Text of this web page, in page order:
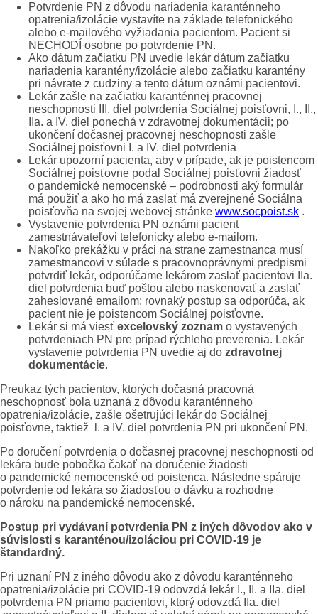
Potvrdenie PN z dôvodu nariadenia karanténneho
opatrenia/izolácie vystavíte na základe telefonického
alebo e-mailového vyžiadania pacientom. Pacient si
NECHODÍ osobne po potvrdenie PN.
Ako dátum začiatku PN uvedie lekár dátum začiatku
nariadenia karantény/izolácie alebo začiatku karantény
pri návrate z cudziny a tento dátum oznámi pacientovi.
Lekár zašle na začiatku karanténnej pracovnej
neschopnosti III. diel potvrdenia Sociálnej poisťovni, I., II.,
IIa. a IV. diel ponechá v zdravotnej dokumentácii; po
ukončení dočasnej pracovnej neschopnosti zašle
Sociálnej poisťovni I. a IV. diel potvrdenia
Lekár upozorní pacienta, aby v prípade, ak je poistencom
Sociálnej poisťovne podal Sociálnej poisťovni žiadosť
o pandemické nemocenské – podrobnosti aký formulár
má použiť a ako ho má zaslať má zverejnené Sociálna
poisťovňa na svojej webovej stránke www.socpoist.sk .
Vystavenie potvrdenia PN oznámi pacient
zamestnávateľovi telefonicky alebo e-mailom.
Nakoľko prekážku v práci na strane zamestnanca musí
zamestnancovi v súlade s pracovnoprávnymi predpismi
potvrdiť lekár, odporúčame lekárom zaslať pacientovi IIa.
diel potvrdenia buď poštou alebo naskenovať a zaslať
zaheslované emailom; rovnaký postup sa odporúča, ak
pacient nie je poistencom Sociálnej poisťovne.
Lekár si má viesť excelovský zoznam o vystavených
potvrdeniach PN pre prípad rýchleho preverenia. Lekár
vystavenie potvrdenia PN uvedie aj do zdravotnej
dokumentácie.
Preukaz tých pacientov, ktorých dočasná pracovná
neschopnosť bola uznaná z dôvodu karanténneho
opatrenia/izolácie, zašle ošetrujúci lekár do Sociálnej
poisťovne, taktiež l. a IV. diel potvrdenia PN pri ukončení PN.
Po doručení potvrdenia o dočasnej pracovnej neschopnosti od
lekára bude pobočka čakať na doručenie žiadosti
o pandemické nemocenské od poistenca. Následne spáruje
potvrdenie od lekára so žiadosťou o dávku a rozhodne
o nároku na pandemické nemocenské.
Postup pri vydávaní potvrdenia PN z iných dôvodov ako v
súvislosti s karanténou/izoláciou pri COVID-19 je
štandardný.
Pri uznaní PN z iného dôvodu ako z dôvodu karanténneho
opatrenia/izolácie pri COVID-19 odovzdá lekár I., II. a IIa. diel
potvrdenia PN priamo pacientovi, ktorý odovzdá IIa. diel